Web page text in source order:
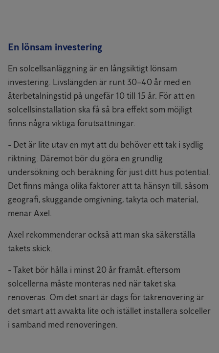
En lönsam investering
En solcellsanläggning är en långsiktigt lönsam
investering. Livslängden är runt 30–40 år med en
återbetalningstid på ungefär 10 till 15 år. För att en
solcellsinstallation ska få så bra effekt som möjligt
finns några viktiga förutsättningar.
- Det är lite utav en myt att du behöver ett tak i sydlig
riktning. Däremot bör du göra en grundlig
undersökning och beräkning för just ditt hus potential.
Det finns många olika faktorer att ta hänsyn till, såsom
geografi, skuggande omgivning, takyta och material,
menar Axel.
Axel rekommenderar också att man ska säkerställa
takets skick.
- Taket bör hålla i minst 20 år framåt, eftersom
solcellerna måste monteras ned när taket ska
renoveras. Om det snart är dags för takrenovering är
det smart att avvakta lite och istället installera solceller
i samband med renoveringen.